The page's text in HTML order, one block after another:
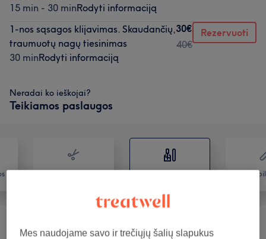
15 min - 30 minRodyti informaciją
1-nos sąsagos klijavimas. Skaudančių,
traumuotų nagų tiesinimas
30 minRodyti informaciją
30€
40€
Rezervuoti
Neradai ko ieškojai?
Teikiamos paslaugos
Manikiūras (16) nuo 10€
Mes naudojame savo ir trečiųjų šalių slapukus